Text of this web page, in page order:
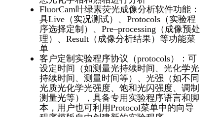
FluorCam叶绿素荧光成像分析软件功能：
具Live（实况测试）、Protocols（实验程
序选择定制）、Pre–processing（成像预处
理）、Result（成像分析结果）等功能菜
单
客户定制实验程序协议（protocols）：可
设定时间（如测量光持续时间、光化学光
持续时间、测量时间等）、光强（如不同
光质光化学光强度、饱和光闪强度、调制
测量光等），具备专用实验程序语言和脚
本，用户也可利用Protocol菜单中的向导